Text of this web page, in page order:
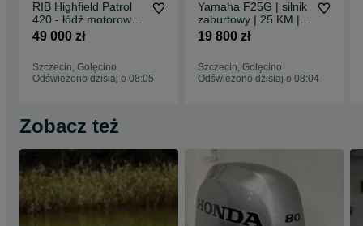
RIB Highfield Patrol
420 - łódź motorowa
trenerska, klubowa,
49 000 zł
Szczecin, Golęcino
Odświeżono dzisiaj o 08:05
Yamaha F25G | silnik
zaburtowy | 25 KM |
rumpel, manetka |
19 800 zł
Szczecin, Golęcino
Odświeżono dzisiaj o 08:04
Zobacz też